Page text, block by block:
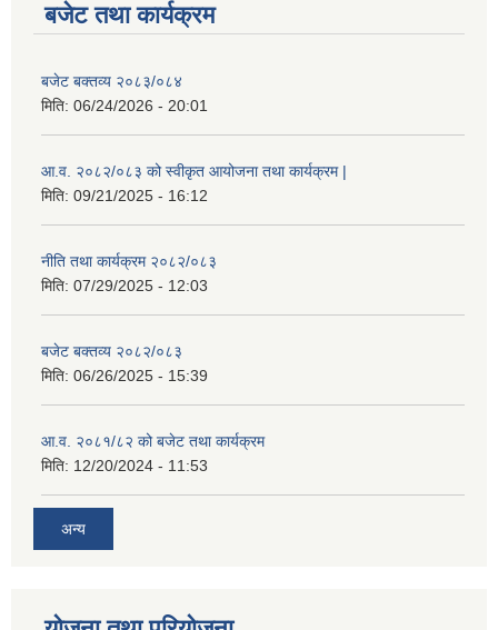
बजेट तथा कार्यक्रम
बजेट बक्तव्य २०८३/०८४
मिति: 06/24/2026 - 20:01
आ.व. २०८२/०८३ को स्वीकृत आयोजना तथा कार्यक्रम |
मिति: 09/21/2025 - 16:12
नीति तथा कार्यक्रम २०८२/०८३
मिति: 07/29/2025 - 12:03
बजेट बक्तव्य २०८२/०८३
मिति: 06/26/2025 - 15:39
आ.व. २०८१/८२ को बजेट तथा कार्यक्रम
मिति: 12/20/2024 - 11:53
अन्य